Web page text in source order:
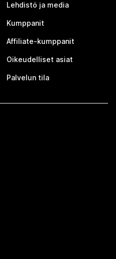
Lehdistö ja media
Kumppanit
Affiliate-kumppanit
Oikeudelliset asiat
Palvelun tila